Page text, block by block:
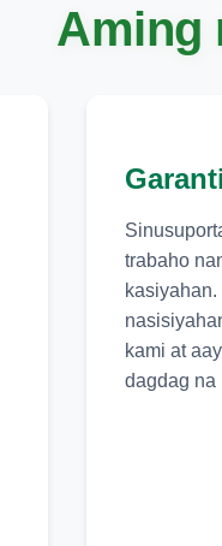
Aming
trabaho
kami at
dagdag na